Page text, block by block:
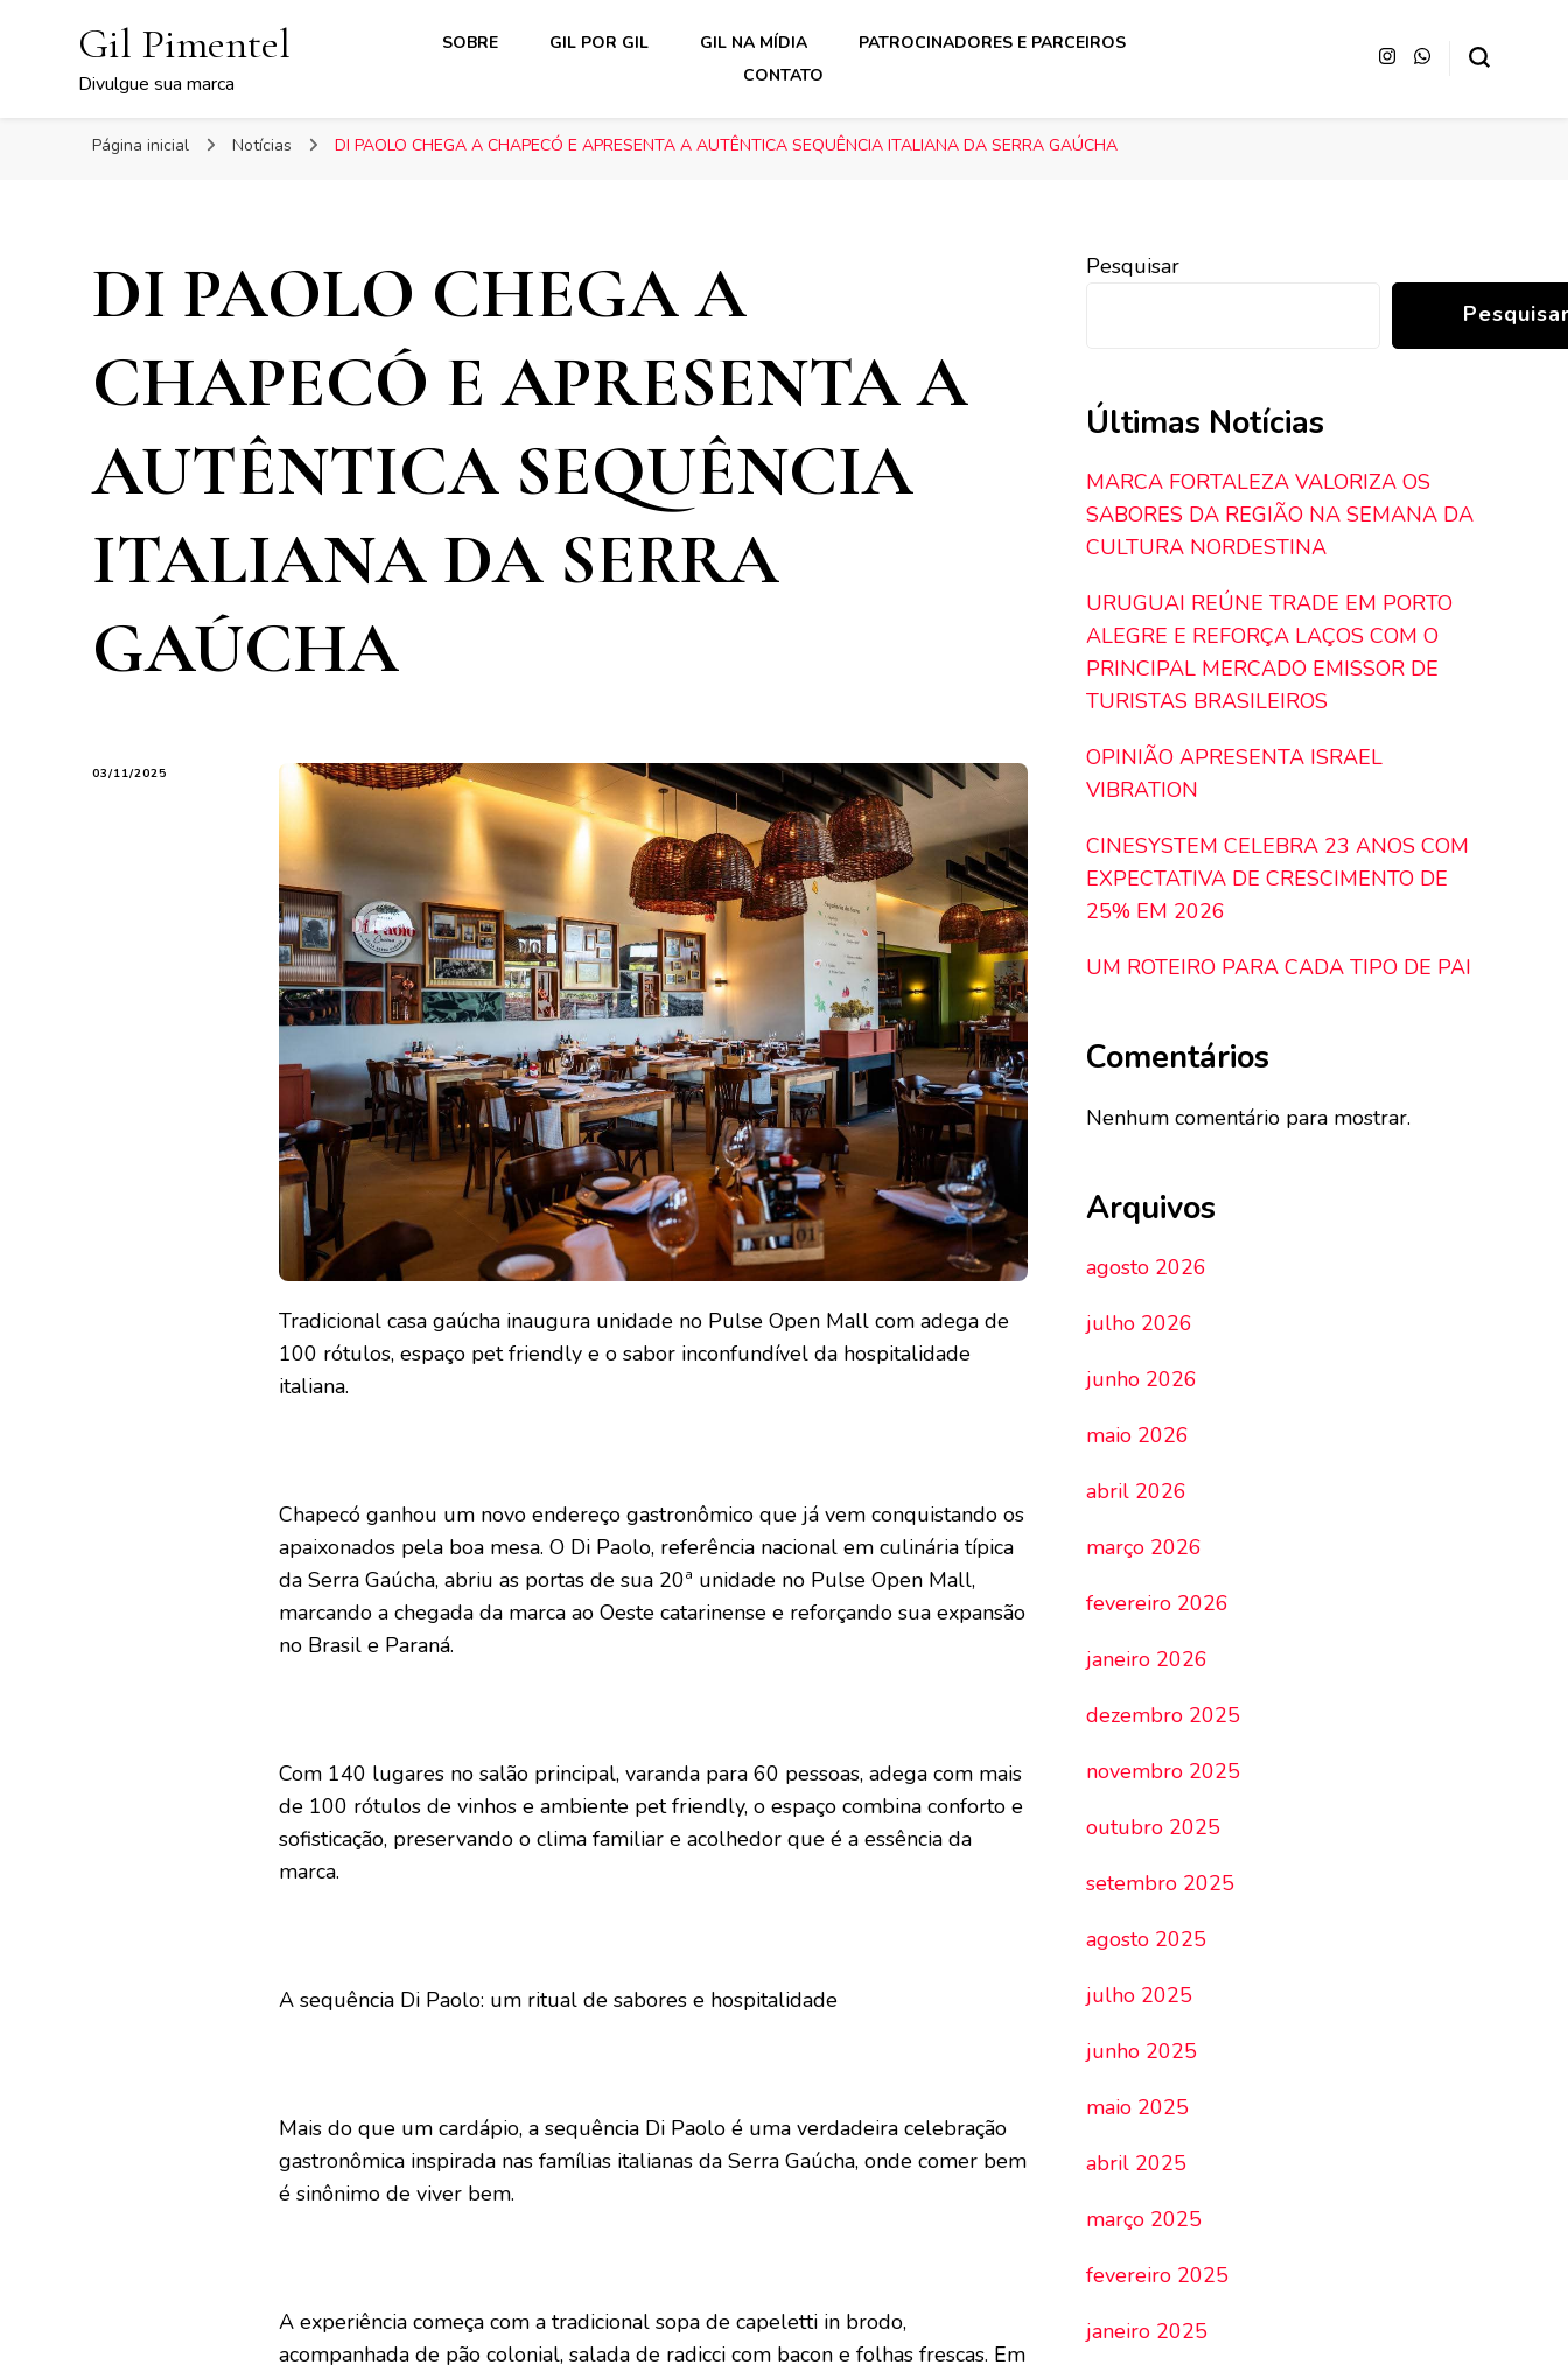
Gil Pimentel
Divulgue sua marca
SOBRE GIL POR GIL GIL NA MÍDIA
PATROCINADORES E PARCEIROS
CONTATO
Página inicial Notícias DI PAOLO CHEGA A CHAPECÓ E APRESENTA A AUTÊNTICA SEQUÊNCIA ITALIANA DA SERRA GAÚCHA
DI PAOLO CHEGA A
CHAPECÓ E APRESENTA A
AUTÊNTICA SEQUÊNCIA
ITALIANA DA SERRA
GAÚCHA
03/11/2025
Tradicional casa gaúcha inaugura unidade no Pulse Open Mall com adega de
100 rótulos, espaço pet friendly e o sabor inconfundível da hospitalidade
italiana.
Chapecó ganhou um novo endereço gastronômico que já vem conquistando os
apaixonados pela boa mesa. O Di Paolo, referência nacional em culinária típica
da Serra Gaúcha, abriu as portas de sua 20ª unidade no Pulse Open Mall,
marcando a chegada da marca ao Oeste catarinense e reforçando sua expansão
no Brasil e Paraná.
Com 140 lugares no salão principal, varanda para 60 pessoas, adega com mais
de 100 rótulos de vinhos e ambiente pet friendly, o espaço combina conforto e
sofisticação, preservando o clima familiar e acolhedor que é a essência da
marca.
A sequência Di Paolo: um ritual de sabores e hospitalidade
Mais do que um cardápio, a sequência Di Paolo é uma verdadeira celebração
gastronômica inspirada nas famílias italianas da Serra Gaúcha, onde comer bem
é sinônimo de viver bem.
A experiência começa com a tradicional sopa de capeletti in brodo,
acompanhada de pão colonial, salada de radicci com bacon e folhas frescas. Em
Pesquisar
Últimas Notícias
MARCA FORTALEZA VALORIZA OS
SABORES DA REGIÃO NA SEMANA DA
CULTURA NORDESTINA
URUGUAI REÚNE TRADE EM PORTO
ALEGRE E REFORÇA LAÇOS COM O
PRINCIPAL MERCADO EMISSOR DE
TURISTAS BRASILEIROS
OPINIÃO APRESENTA ISRAEL
VIBRATION
CINESYSTEM CELEBRA 23 ANOS COM
EXPECTATIVA DE CRESCIMENTO DE
25% EM 2026
UM ROTEIRO PARA CADA TIPO DE PAI
Comentários
Nenhum comentário para mostrar.
Arquivos
agosto 2026
julho 2026
junho 2026
maio 2026
abril 2026
março 2026
fevereiro 2026
janeiro 2026
dezembro 2025
novembro 2025
outubro 2025
setembro 2025
agosto 2025
julho 2025
junho 2025
maio 2025
abril 2025
março 2025
fevereiro 2025
janeiro 2025